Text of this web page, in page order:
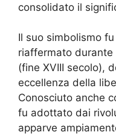
consolidato il
Il suo simbolismo
riaffermato durante
(fine XVIII secolo),
eccellenza della
Conosciuto anche
fu adottato dai
apparve